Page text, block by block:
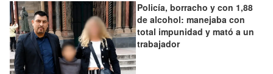
Policía, borracho y con 1,88
de alcohol: manejaba con
total impunidad y mató a un
trabajador